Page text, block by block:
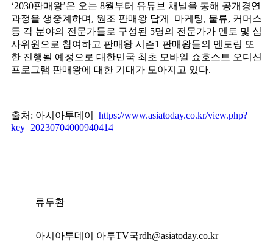
‘2030판매왕’은 오는 8월부터 유튜브 채널을 통해 공개경연
과정을 생중계하며, 원조 판매왕 답게 마케팅, 물류, 커머스
등 각 분야의 전문가들로 구성된 5명의 전문가가 멘토 및 심
사위원으로 참여하고 판매왕 시즌1 판매왕들의 멘토링 또
한 진행될 예정으로 대한민국 최초 모바일 쇼호스트 오디션
프로그램 판매왕에 대한 기대가 모아지고 있다.
출처: 아시아투데이 https://www.asiatoday.co.kr/view.php?
key=20230704000940414
류두환
아시아투데이 아투TV국rdh@asiatoday.co.kr